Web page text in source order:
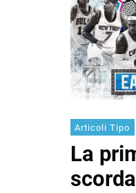
Articoli Tipo
La